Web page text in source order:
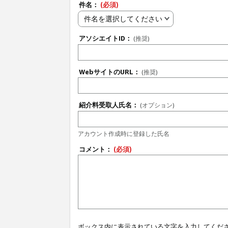
件名： (必須)
件名を選択してください
アソシエイトID： (推奨)
WebサイトのURL： (推奨)
紹介料受取人氏名： (オプション)
アカウント作成時に登録した氏名
コメント： (必須)